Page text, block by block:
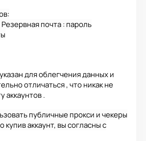
почта : пароль
для облегчения данных и
отличаться , что никак не
аккаунтов .
публичные прокси и чекеры
купив аккаунт, вы согласны с